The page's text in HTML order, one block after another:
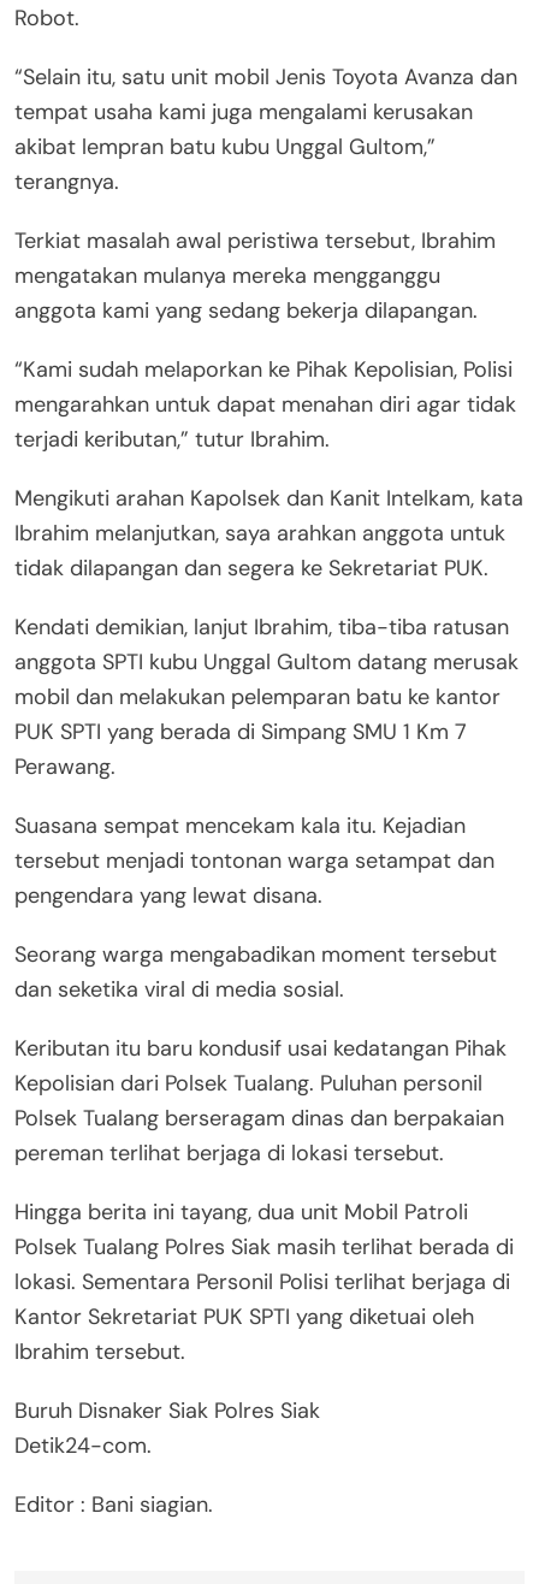
Robot.
“Selain itu, satu unit mobil Jenis Toyota Avanza dan
tempat usaha kami juga mengalami kerusakan
akibat lempran batu kubu Unggal Gultom,”
terangnya.
Terkiat masalah awal peristiwa tersebut, Ibrahim
mengatakan mulanya mereka mengganggu
anggota kami yang sedang bekerja dilapangan.
“Kami sudah melaporkan ke Pihak Kepolisian, Polisi
mengarahkan untuk dapat menahan diri agar tidak
terjadi keributan,” tutur Ibrahim.
Mengikuti arahan Kapolsek dan Kanit Intelkam, kata
Ibrahim melanjutkan, saya arahkan anggota untuk
tidak dilapangan dan segera ke Sekretariat PUK.
Kendati demikian, lanjut Ibrahim, tiba-tiba ratusan
anggota SPTI kubu Unggal Gultom datang merusak
mobil dan melakukan pelemparan batu ke kantor
PUK SPTI yang berada di Simpang SMU 1 Km 7
Perawang.
Suasana sempat mencekam kala itu. Kejadian
tersebut menjadi tontonan warga setampat dan
pengendara yang lewat disana.
Seorang warga mengabadikan moment tersebut
dan seketika viral di media sosial.
Keributan itu baru kondusif usai kedatangan Pihak
Kepolisian dari Polsek Tualang. Puluhan personil
Polsek Tualang berseragam dinas dan berpakaian
pereman terlihat berjaga di lokasi tersebut.
Hingga berita ini tayang, dua unit Mobil Patroli
Polsek Tualang Polres Siak masih terlihat berada di
lokasi. Sementara Personil Polisi terlihat berjaga di
Kantor Sekretariat PUK SPTI yang diketuai oleh
Ibrahim tersebut.
Buruh Disnaker Siak Polres Siak
Detik24-com.
Editor : Bani siagian.